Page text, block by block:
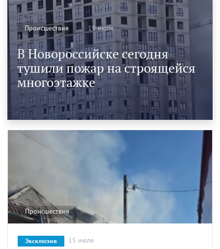
В Новороссийске сегодня
тушили пожар на строящейся
многоэтажке
Происшествия 19 июля
Происшествия
Эксклюзив 15 июля